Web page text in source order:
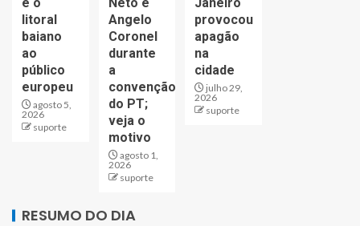
litoral
baiano
ao
público
europeu
agosto 5,
2026
suporte
Angelo
Coronel
durante
a
convenção
do PT;
veja o
motivo
agosto 1,
2026
suporte
provocou
apagão
na
cidade
julho 29,
2026
suporte
RESUMO DO DIA